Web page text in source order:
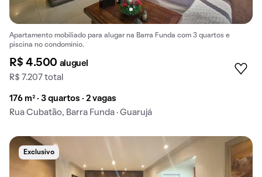
Apartamento mobiliado para alugar na Barra Funda com 3 quartos e
piscina no condomínio.
R$ 4.500 aluguel
R$ 7.207 total
176 m² · 3 quartos · 2 vagas
Rua Cubatão, Barra Funda · Guarujá
Exclusivo